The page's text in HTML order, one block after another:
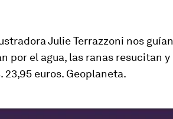
Julie Terrazzoni nos guían
por el agua, las ranas resucitan y
23,95 euros. Geoplaneta.